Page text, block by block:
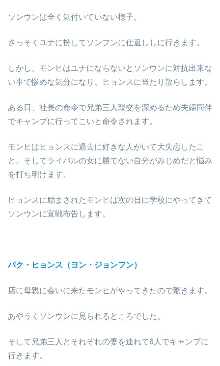
ソンウンは全く気付いていない様子。
さっそくユナに扮してソンフンに仕返ししに行きます。
しかし、モンヒはユナにならないとソンウンに対抗出来な
い事で惨めな気分になり、ヒョンスに当たり散らします。
ある日、社長の命令で兄弟三人親交を深めるため夫婦同伴
でキャンプに行ってこいと命令されます。
モンヒはヒョンスに過去に好きな人がいて大失恋したこ
と。そしてライバルの女に勝てない自分がみじめだと悩み
を打ち明けます。
ヒョンスに励まされたモンヒは次の日に学校にやってきて
ソンウンに宣戦布告します。
パク・ヒョンス（ヨン・ジョンフン）
店に母親に会いに来たモンヒがやってきたので驚きます。
あやうくソンウンに見られるところでした。
そして兄弟三人とそれぞれの妻を連れて6人でキャンプに
行きます。